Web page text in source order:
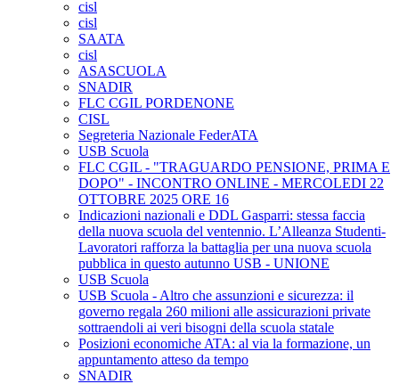
cisl
cisl
SAATA
cisl
ASASCUOLA
SNADIR
FLC CGIL PORDENONE
CISL
Segreteria Nazionale FederATA
USB Scuola
FLC CGIL - "TRAGUARDO PENSIONE, PRIMA E
DOPO" - INCONTRO ONLINE - MERCOLEDI 22
OTTOBRE 2025 ORE 16
Indicazioni nazionali e DDL Gasparri: stessa faccia
della nuova scuola del ventennio. L’Alleanza Studenti-
Lavoratori rafforza la battaglia per una nuova scuola
pubblica in questo autunno USB - UNIONE
USB Scuola
USB Scuola - Altro che assunzioni e sicurezza: il
governo regala 260 milioni alle assicurazioni private
sottraendoli ai veri bisogni della scuola statale
Posizioni economiche ATA: al via la formazione, un
appuntamento atteso da tempo
SNADIR